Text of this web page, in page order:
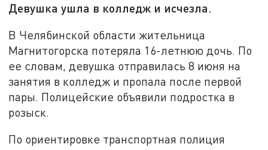
Девушка ушла в колледж и исчезла.
В Челябинской области жительница
Магнитогорска потеряла 16-летнюю дочь. По
ее словам, девушка отправилась 8 июня на
занятия в колледж и пропала после первой
пары. Полицейские объявили подростка в
розыск.
По ориентировке транспортная полиция